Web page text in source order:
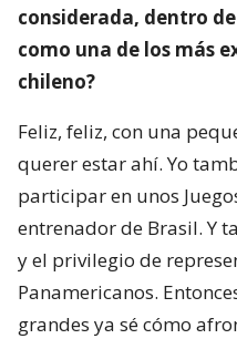
considerada, dentro
como una de los más
chileno?
Feliz, feliz, con una
querer estar ahí. Yo
participar en unos
entrenador de Brasil. Y
y el privilegio de
Panamericanos.
grandes ya sé cómo